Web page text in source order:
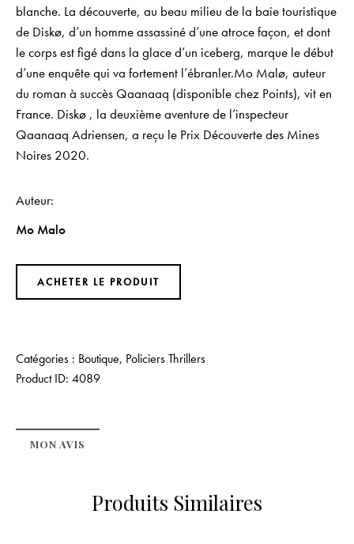
blanche. La découverte, au beau milieu de la baie touristique
de Diskø, d’un homme assassiné d’une atroce façon, et dont
le corps est figé dans la glace d’un iceberg, marque le début
d’une enquête qui va fortement l’ébranler.Mo Malø, auteur
du roman à succès Qaanaaq (disponible chez Points), vit en
France. Diskø , la deuxième aventure de l’inspecteur
Qaanaaq Adriensen, a reçu le Prix Découverte des Mines
Noires 2020.
Auteur
Mo Malo
ACHETER LE PRODUIT
Catégories : Boutique, Policiers Thrillers
Product ID: 4089
MON AVIS
Produits Similaires